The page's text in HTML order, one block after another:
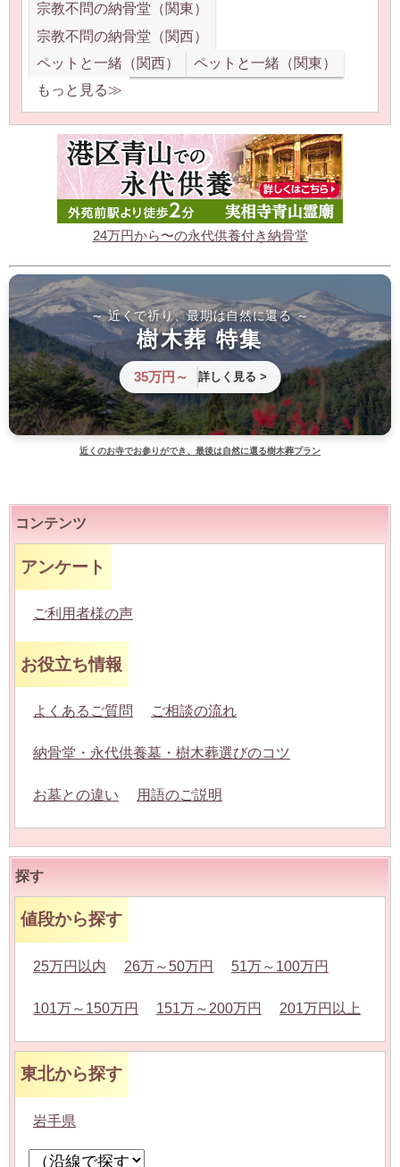
宗教不問の納骨堂（関東）
宗教不問の納骨堂（関西）
ペットと一緒（関西）
ペットと一緒（関東）
もっと見る≫
24万円から〜の永代供養付き納骨堂
～ 近くで祈り、最期は自然に還る ～
樹木葬 特集
35万円～ 詳しく見る >
近くのお寺でお参りができ、最後は自然に還る樹木葬プラン
コンテンツ
アンケート
ご利用者様の声
お役立ち情報
よくあるご質問 ご相談の流れ
納骨堂・永代供養墓・樹木葬選びのコツ
お墓との違い 用語のご説明
探す
値段から探す
25万円以内 26万～50万円 51万～100万円
101万～150万円 151万～200万円 201万円以上
東北から探す
岩手県